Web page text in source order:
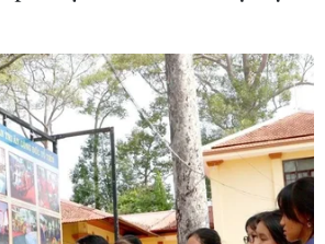
chưa xác định
trong quan hệ